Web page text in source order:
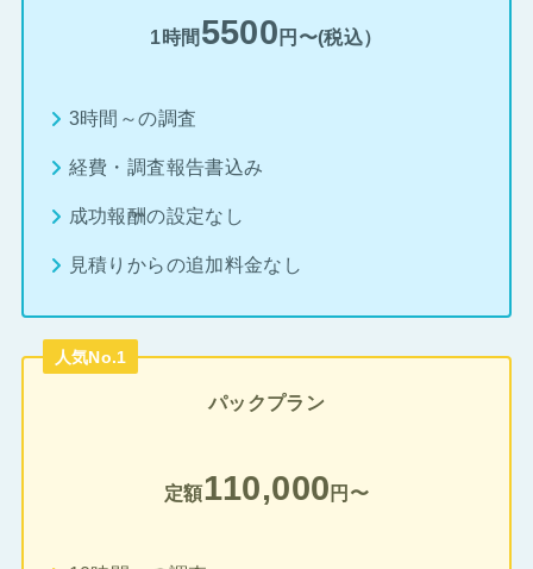
1時間 5500 円〜(税込）
3時間～の調査
経費・調査報告書込み
成功報酬の設定なし
見積りからの追加料金なし
人気No.1
パックプラン
定額110,000 円〜